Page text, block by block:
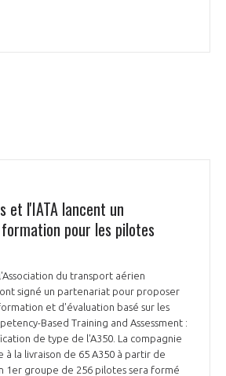
et l'IATA lancent un
pour les pilotes
du transport aérien
signé un partenariat pour proposer
et d'évaluation basé sur les
Based Training and Assessment :
de type de l'A350. La compagnie
à la livraison de 65 A350 à partir de
1er groupe de 256 pilotes sera formé